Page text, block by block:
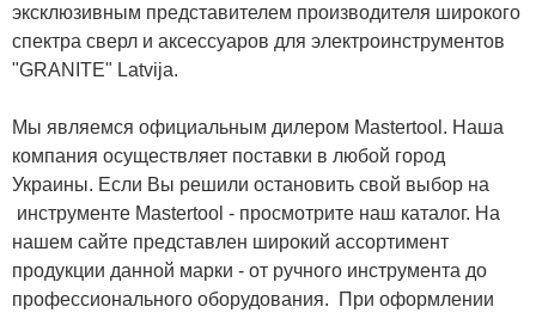
эксклюзивным представителем производителя широкого
спектра сверл и аксессуаров для электроинструментов
"GRANITE" Latvija.
Мы являемся официальным дилером Mastertool. Наша
компания осуществляет поставки в любой город
Украины. Если Вы решили остановить свой выбор на
инструменте Mastertool - просмотрите наш каталог. На
нашем сайте представлен широкий ассортимент
продукции данной марки - от ручного инструмента до
профессионального оборудования. При оформлении